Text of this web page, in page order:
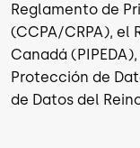
Reglamento de
(CCPA/CRPA), el
Canadá
Protección de
de Datos del